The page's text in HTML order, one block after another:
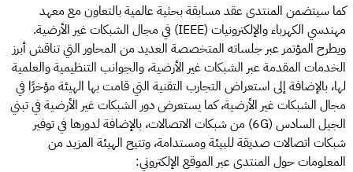
كما سيتضمن المنتدى عقد مسابقة بحثية عالمية بالتعاون مع معهد
مهندسي الكهرباء والإلكترونيات (IEEE) في مجال الشبكات غير الأرضية.
ويطرح المؤتمر عبر جلساته المتخصصة العديد من المحاور التي تناقش أبرز
الخدمات المقدمة عبر الشبكات غير الأرضية، والجوانب التنظيمية والعلمية
لها، بالإضافة إلى استعراض التجارب التقنية التي قامت بها الهيئة مؤخرًا في
مجال الشبكات غير الأرضية، كما يستعرض دور الشبكات غير الأرضية في تبني
الجيل السادس (6G) من شبكات الاتصالات، بالإضافة لدورها في توفير
شبكات اتصالات صديقة للبيئة ومستدامة، وتتيح الهيئة المزيد من
المعلومات حول المنتدى عبر الموقع الإلكتروني: